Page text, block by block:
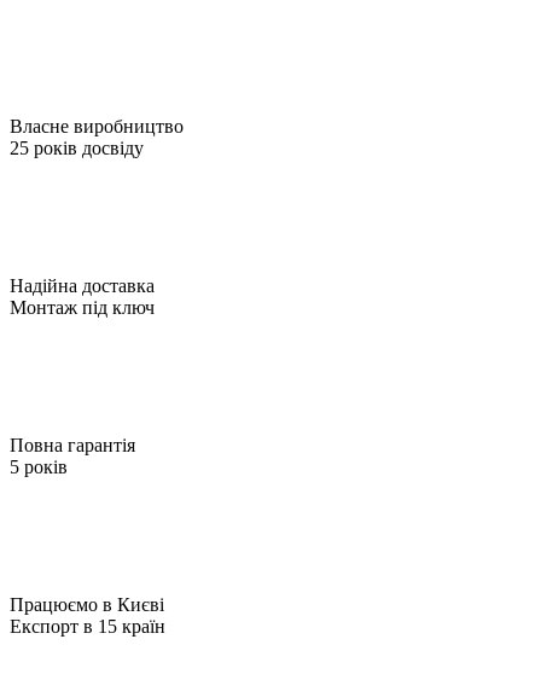
Власне виробництво
25 років досвіду
Надійна доставка
Монтаж під ключ
Повна гарантія
5 років
Працюємо в Києві
Експорт в 15 країн